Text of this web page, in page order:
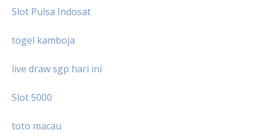
Slot Pulsa Indosat
togel kamboja
live draw sgp hari ini
Slot 5000
toto macau